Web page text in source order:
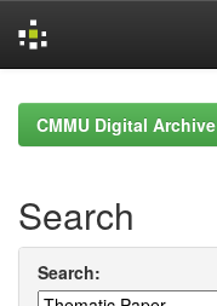
navigationCMMU Digital Archive
Search
Search: